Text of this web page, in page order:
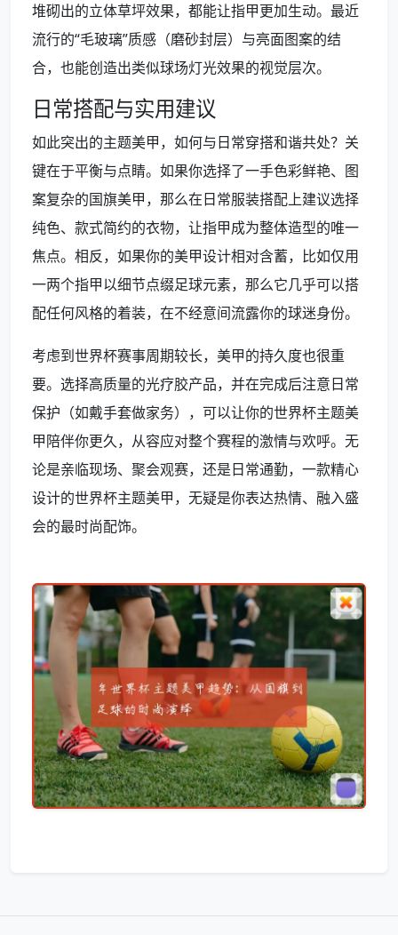
堆砌出的立体草坪效果，都能让指甲更加生动。最近
流行的“毛玻璃”质感（磨砂封层）与亮面图案的结
合，也能创造出类似球场灯光效果的视觉层次。
日常搭配与实用建议
如此突出的主题美甲，如何与日常穿搭和谐共处？关
键在于平衡与点睛。如果你选择了一手色彩鲜艳、图
案复杂的国旗美甲，那么在日常服装搭配上建议选择
纯色、款式简约的衣物，让指甲成为整体造型的唯一
焦点。相反，如果你的美甲设计相对含蓄，比如仅用
一两个指甲以细节点缀足球元素，那么它几乎可以搭
配任何风格的着装，在不经意间流露你的球迷身份。
考虑到世界杯赛事周期较长，美甲的持久度也很重
要。选择高质量的光疗胶产品，并在完成后注意日常
保护（如戴手套做家务），可以让你的世界杯主题美
甲陪伴你更久，从容应对整个赛程的激情与欢呼。无
论是亲临现场、聚会观赛，还是日常通勤，一款精心
设计的世界杯主题美甲，无疑是你表达热情、融入盛
会的最时尚配饰。